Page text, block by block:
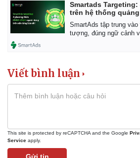
Smartads
trên hệ thống
SmartAds tập trung
tượng, đúng ngữ cảnh
Viết bình luận
This site is protected by reCAPTCHA and the Google
Service apply.